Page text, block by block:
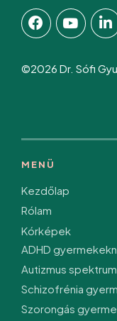
©2026 Dr. Sófi
MENÜ
Kezdőlap
Rólam
Kórképek
ADHD
Autizmus
Schizofrénia
Szorongás